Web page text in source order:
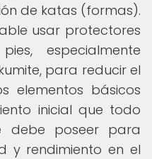
de katas (formas).
usar protectores
especialmente
para reducir el
elementos básicos
inicial que todo
debe poseer para
y rendimiento en el